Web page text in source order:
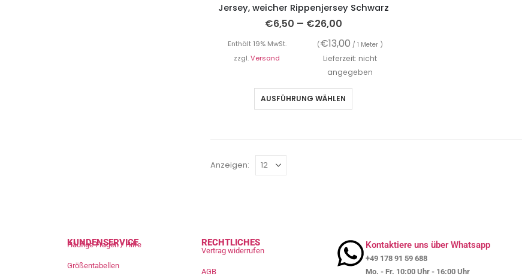
Jersey, weicher Rippenjersey Schwarz
€6,50 – €26,00
Enthält 19% MwSt. (€13,00 / 1 Meter )
zzgl.Versand
Lieferzeit: nicht
angegeben
AUSFÜHRUNG WÄHLEN
Anzeigen:
KUNDENSERVICE
Häufige Fragen / Hilfe
Größentabellen
RECHTLICHES
Vertrag widerrufen
AGB
Kontaktiere uns über Whatsapp
+49 178 91 59 688
Mo. - Fr. 10:00 Uhr - 16:00 Uhr